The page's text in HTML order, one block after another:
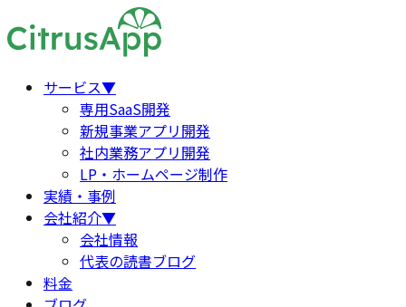
サービス▼
専用SaaS開発
新規事業アプリ開発
社内業務アプリ開発
LP・ホームページ制作
実績・事例
会社紹介▼
会社情報
代表の読書ブログ
料金